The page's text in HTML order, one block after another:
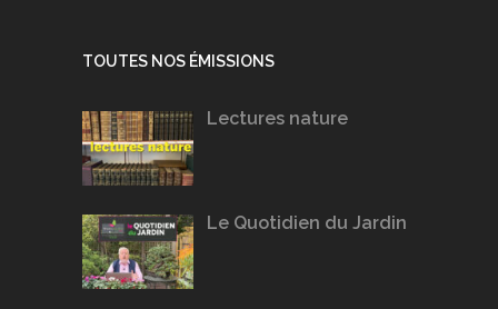
TOUTES NOS ÉMISSIONS
Lectures nature
Le Quotidien du Jardin